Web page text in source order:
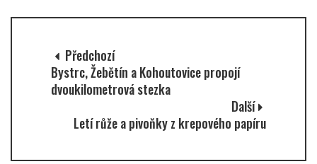
Předchozí
Bystrc, Žebětín a Kohoutovice propojí
dvoukilometrová stezka
Další
Letí růže a pivoňky z krepového papíru